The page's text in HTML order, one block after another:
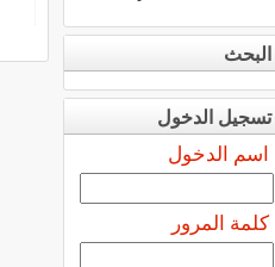
البحث
تسجيل الدخول
اسم الدخول
كلمة المرور